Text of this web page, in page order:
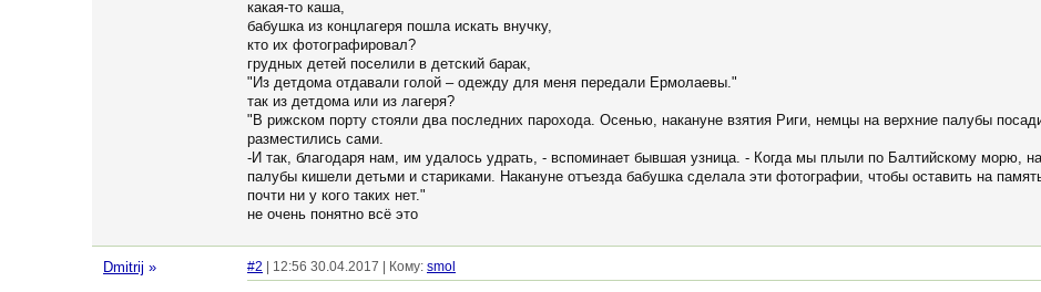
какая-то каша,
бабушка из концлагеря пошла искать внучку,
кто их фотографировал?
грудных детей поселили в детский барак,
"Из детдома отдавали голой – одежду для меня передали Ермолаевы."
так из детдома или из лагеря?
"В рижском порту стояли два последних парохода. Осенью, накануне взятия Риги, немцы на верхние палубы
разместились сами.
-И так, благодаря нам, им удалось удрать, - вспоминает бывшая узница. - Когда мы плыли по Балтийскому морю,
палубы кишели детьми и стариками. Накануне отъезда бабушка сделала эти фотографии, чтобы оставить на
почти ни у кого таких нет."
не очень понятно всё это
Dmitrij » #2 | 12:56 30.04.2017 | Кому: smol